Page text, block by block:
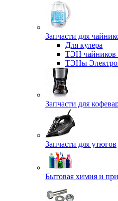
Запчасти для
Для кулера
ТЭН чайников
ТЭНы
Запчасти для
Запчасти для утюгов
Бытовая химия и